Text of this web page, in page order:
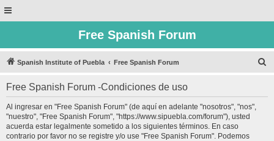
Free Spanish Forum
Spanish Institute of Puebla Free Spanish Forum
Free Spanish Forum -Condiciones de uso
Al ingresar en "Free Spanish Forum" (de aquí en adelante "nosotros", "nos",
"nuestro", "Free Spanish Forum", "https://www.sipuebla.com/forum"), usted
acuerda estar legalmente sometido a los siguientes términos. En caso
contrario por favor no se registre y/o use "Free Spanish Forum". Podemos